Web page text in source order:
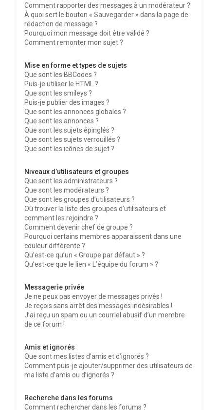
Comment rapporter des messages à un modérateur ?
À quoi sert le bouton « Sauvegarder » dans la page de
rédaction de message ?
Pourquoi mon message doit être validé ?
Comment remonter mon sujet ?
Mise en forme et types de sujets
Que sont les BBCodes ?
Puis-je utiliser le HTML ?
Que sont les smileys ?
Puis-je publier des images ?
Que sont les annonces globales ?
Que sont les annonces ?
Que sont les sujets épinglés ?
Que sont les sujets verrouillés ?
Que sont les icônes de sujet ?
Niveaux d’utilisateurs et groupes
Que sont les administrateurs ?
Que sont les modérateurs ?
Que sont les groupes d’utilisateurs ?
Où trouver la liste des groupes d’utilisateurs et
comment les rejoindre ?
Comment devenir chef de groupe ?
Pourquoi certains membres apparaissent dans une
couleur différente ?
Qu’est-ce qu’un « Groupe par défaut » ?
Qu’est-ce que le lien « L’équipe du forum » ?
Messagerie privée
Je ne peux pas envoyer de messages privés !
Je reçois sans arrêt des messages indésirables !
J’ai reçu un spam ou un courriel abusif d’un membre
de ce forum !
Amis et ignorés
Que sont mes listes d’amis et d’ignorés ?
Comment puis-je ajouter/supprimer des utilisateurs de
ma liste d’amis ou d’ignorés ?
Recherche dans les forums
Comment rechercher dans les forums ?